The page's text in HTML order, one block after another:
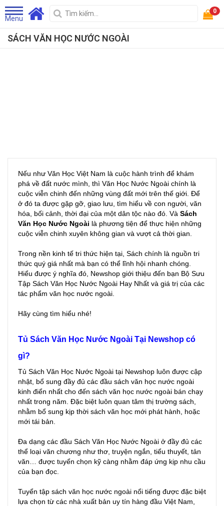
Menu
0
SÁCH VĂN HỌC NƯỚC NGOÀI
Nếu như Văn Học Việt Nam là cuộc hành trình để khám
phá về đất nước mình, thì Văn Học Nước Ngoài chính là
cuộc viễn chinh đến những vùng đất mới trên thế giới. Để
ở đó ta được gặp gỡ, giao lưu, tìm hiểu về con người, văn
hóa, bối cảnh, thời đại của một dân tộc nào đó. Và Sách
Văn Học Nước Ngoài là phương tiện để thực hiện những
cuộc viễn chinh xuyên không gian và vượt cả thời gian.
Trong nền kinh tế tri thức hiện tại, Sách chính là nguồn tri
thức quý giá nhất mà bạn có thể lĩnh hội nhanh chóng.
Hiểu được ý nghĩa đó, Newshop giới thiệu đến bạn Bộ Sưu
Tập Sách Văn Học Nước Ngoài Hay Nhất và giá trị của các
tác phẩm văn học nước ngoài.
Hãy cùng tìm hiểu nhé!
Tủ Sách Văn Học Nước Ngoài Tại Newshop có
gì?
Tủ Sách Văn Học Nước Ngoài tại Newshop luôn được cập
nhật, bổ sung đầy đủ các đầu sách văn học nước ngoài
kinh điển nhất cho đến sách văn học nước ngoài bán chạy
nhất trong năm. Đặc biệt luôn quan tâm thị trường sách,
nhằm bổ sung kịp thời sách văn học mới phát hành, hoặc
mới tái bản.
Đa dạng các đầu Sách Văn Học Nước Ngoài ở đầy đủ các
thể loại văn chương như thơ, truyện ngắn, tiểu thuyết, tản
văn… được tuyển chọn kỹ càng nhằm đáp ứng kịp nhu cầu
của bạn đọc.
Tuyển tập sách văn học nước ngoài nổi tiếng được đặc biệt
lựa chọn từ các nhà xuất bản uy tín hàng đầu Việt Nam,